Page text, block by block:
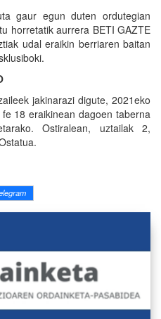
gaur egun duten ordutegian
horretatik aurrera BETI GAZTE
udal eraikin berriaren baitan
jakinarazi digute, 2021eko
18 eraikinean dagoen taberna
Ostiralean, uztailak 2,